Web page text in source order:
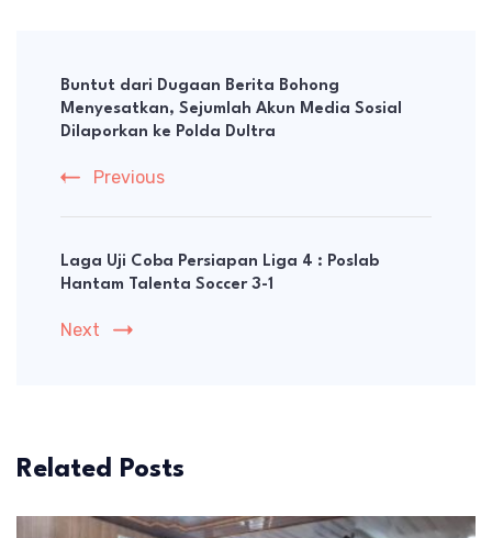
Navigation
Buntut dari Dugaan Berita Bohong
Menyesatkan, Sejumlah Akun Media Sosial
Dilaporkan ke Polda Dultra
Previous
Laga Uji Coba Persiapan Liga 4 : Poslab
Hantam Talenta Soccer 3-1
Next
Related Posts